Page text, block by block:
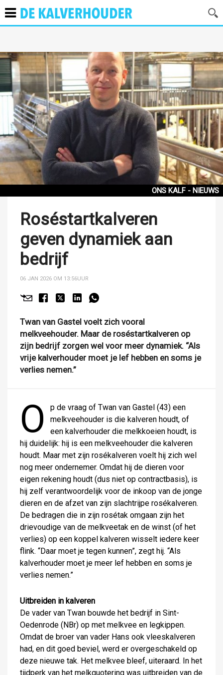
ONS KALF - NIEUWS
Roséstartkalveren
geven dynamiek aan
bedrijf
06 JAN 2026 OM 13:56UUR
Twan van Gastel voelt zich vooral
melkveehouder. Maar de roséstartkalveren op
zijn bedrijf zorgen wel voor meer dynamiek. “Als
vrije kalverhouder moet je lef hebben en soms je
verlies nemen.”
O
p de vraag of Twan van Gastel (43) een
melkveehouder is die kalveren houdt, of
een kalverhouder die melkkoeien houdt, is
hij duidelijk: hij is een melkveehouder die kalveren
houdt. Maar met zijn rosékalveren voelt hij zich wel
nog meer ondernemer. Omdat hij de dieren voor
eigen rekening houdt (dus niet op contractbasis), is
hij zelf verantwoordelijk voor de inkoop van de jonge
dieren en de afzet van zijn slachtrijpe rosékalveren.
De bedragen die in zijn rosétak omgaan zijn het
drievoudige van de melkveetak en de winst (of het
verlies) op een koppel kalveren wisselt iedere keer
flink. “Daar moet je tegen kunnen”, zegt hij. “Als
kalverhouder moet je meer lef hebben en soms je
verlies nemen.”
Uitbreiden in kalveren
De vader van Twan bouwde het bedrijf in Sint-
Oedenrode (NBr) op met melkvee en legkippen.
Omdat de broer van vader Hans ook vleeskalveren
had, en dit goed beviel, werd er overgeschakeld op
deze nieuwe tak. Het melkvee bleef, uiteraard. In het
tijdperk van het melkquotering was uitbreiden van de